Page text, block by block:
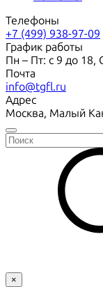
Телефоны
+7 (499) 938-97-09
График работы
Пн – Пт: с 9 до 18,
Почта
info@tgfl.ru
Адрес
Москва, Малый
×